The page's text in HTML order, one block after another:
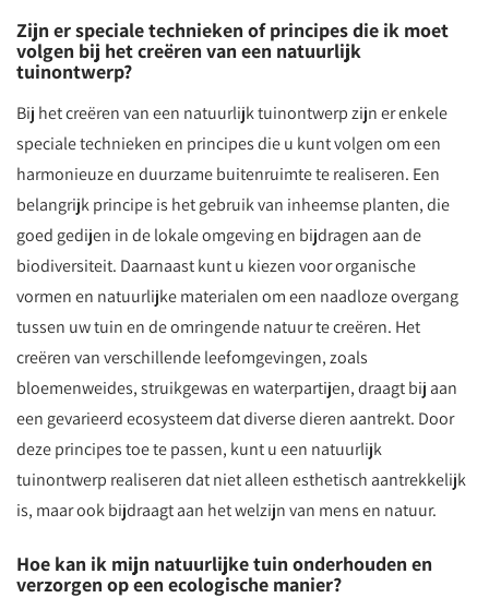
Zijn er speciale technieken of principes die ik moet
volgen bij het creëren van een natuurlijk
tuinontwerp?
Bij het creëren van een natuurlijk tuinontwerp zijn er enkele
speciale technieken en principes die u kunt volgen om een
harmonieuze en duurzame buitenruimte te realiseren. Een
belangrijk principe is het gebruik van inheemse planten, die
goed gedijen in de lokale omgeving en bijdragen aan de
biodiversiteit. Daarnaast kunt u kiezen voor organische
vormen en natuurlijke materialen om een naadloze overgang
tussen uw tuin en de omringende natuur te creëren. Het
creëren van verschillende leefomgevingen, zoals
bloemenweides, struikgewas en waterpartijen, draagt bij aan
een gevarieerd ecosysteem dat diverse dieren aantrekt. Door
deze principes toe te passen, kunt u een natuurlijk
tuinontwerp realiseren dat niet alleen esthetisch aantrekkelijk
is, maar ook bijdraagt aan het welzijn van mens en natuur.
Hoe kan ik mijn natuurlijke tuin onderhouden en
verzorgen op een ecologische manier?